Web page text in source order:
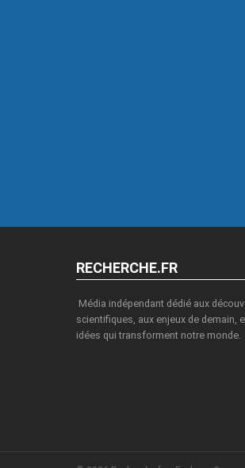
RECHERCHE.FR
Média indépendant dédié aux
scientifiques, aux enjeux de demain,
idées qui transforment notre monde.